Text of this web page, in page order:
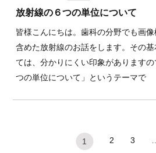
放射線の６つの単位について
皆様こんにちは。歯科の分野でも画
含めた放射線のお話をします。その
ては、分かりにくい印象があります
つの単位について」というテーマで
1 2 3